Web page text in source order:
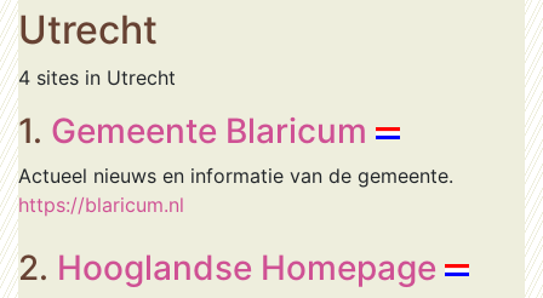
Utrecht
4 sites in Utrecht
1. Gemeente Blaricum
Actueel nieuws en informatie van de gemeente.
https://blaricum.nl
2. Hooglandse Homepage